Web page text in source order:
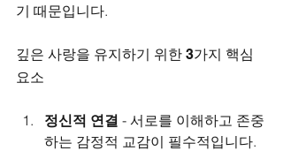
기 때문입니다.
깊은 사랑을 유지하기 위한 3가지 핵심
요소
정신적 연결 - 서로를 이해하고 존중
하는 감정적 교감이 필수적입니다.